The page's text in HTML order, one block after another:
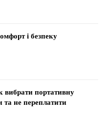
і безпеку
вибрати портативну
та не переплатити